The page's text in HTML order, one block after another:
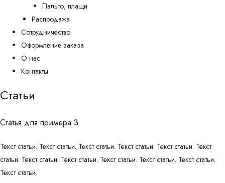
Пальто, плащи
Распродажа
Сотрудничество
Оформление заказа
О нас
Контакты
Статьи
Статья для примера 3
Текст статьи. Текст статьи. Текст статьи. Текст статьи. Текст статьи. Текст
статьи. Текст статьи. Текст статьи. Текст статьи. Текст статьи. Текст статьи.
Текст статьи.